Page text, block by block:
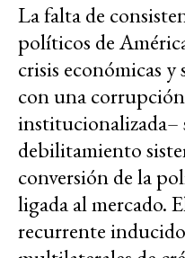
La falta de
políticos de
crisis económicas y
con una
institucionalizada–
debilitamiento
conversión de la
ligada al mercado.
recurrente